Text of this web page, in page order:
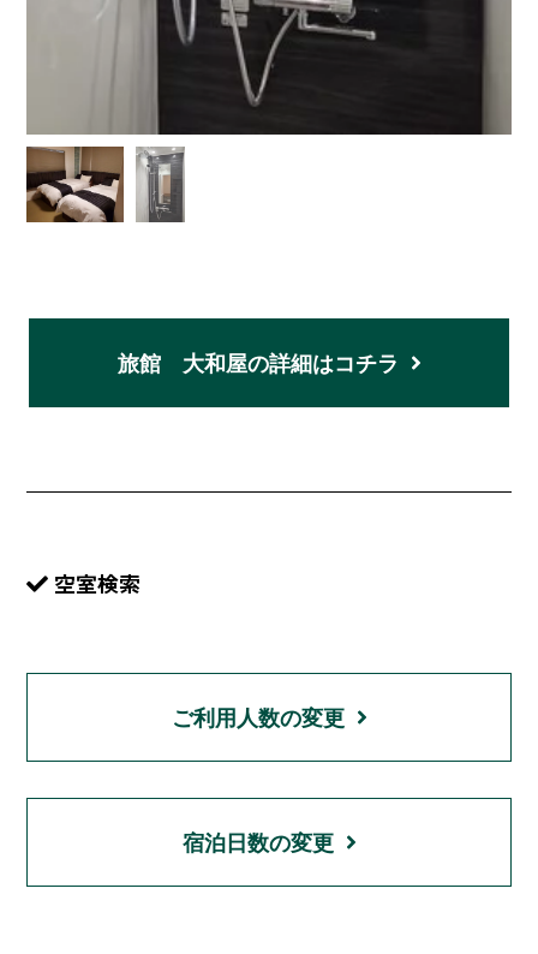
旅館 大和屋の詳細はコチラ
空室検索
ご利用人数の変更
宿泊日数の変更